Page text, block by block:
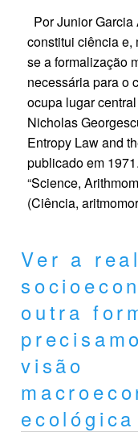
Por Junior
constitui ciência e,
se a formalização
necessária para o
ocupa lugar
Nicholas
Entropy Law and
publicado em
“Science,
(Ciência,
Ver a
outra
visão
ecológica